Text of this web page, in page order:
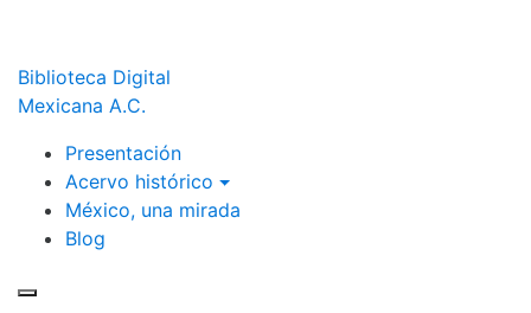
Biblioteca Digital
Mexicana A.C.
Presentación
Acervo histórico
México, una mirada
Blog